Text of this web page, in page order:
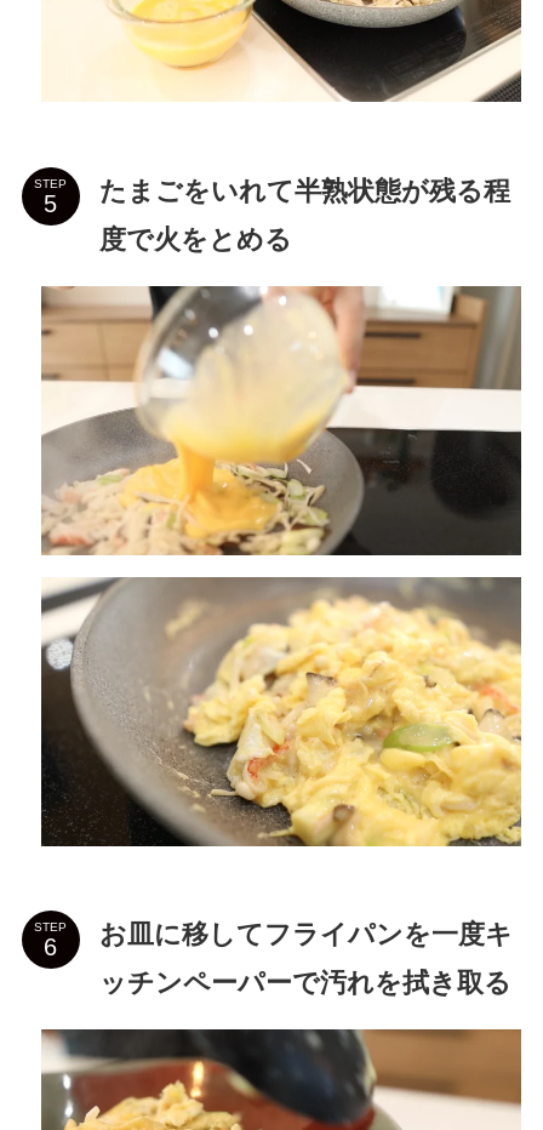
STEP
たまごをいれて半熟状態が残る程
度で火をとめる
STEP
お皿に移してフライパンを一度キ
ッチンペーパーで汚れを拭き取る